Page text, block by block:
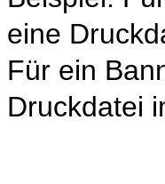
eine
Für ein
Druckdatei